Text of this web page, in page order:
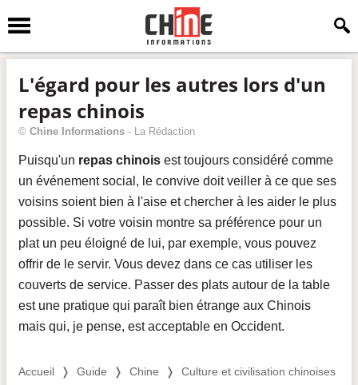
L'égard pour les autres lors d'un
repas chinois
© Chine Informations - La Rédaction
Puisqu'un repas chinois est toujours considéré comme
un événement social, le convive doit veiller à ce que ses
voisins soient bien à l'aise et chercher à les aider le plus
possible. Si votre voisin montre sa préférence pour un
plat un peu éloigné de lui, par exemple, vous pouvez
offrir de le servir. Vous devez dans ce cas utiliser les
couverts de service. Passer des plats autour de la table
est une pratique qui paraît bien étrange aux Chinois
mais qui, je pense, est acceptable en Occident.
Accueil ❭ Guide ❭ Chine ❭ Culture et civilisation chinoises